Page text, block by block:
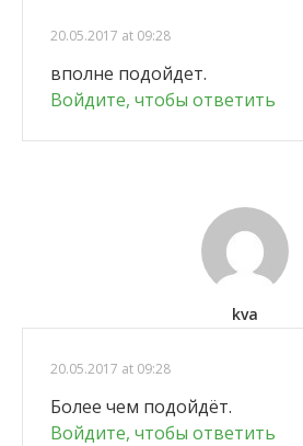
20.05.2017 at 09:28
вполне подойдет.
Войдите, чтобы ответить
kva
20.05.2017 at 09:28
Более чем подойдёт.
Войдите, чтобы ответить